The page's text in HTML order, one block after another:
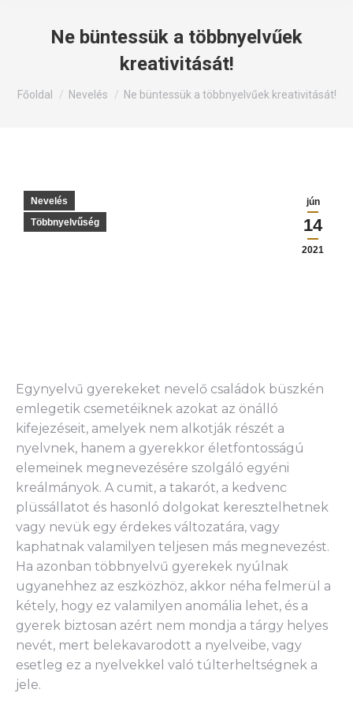
Ne büntessük a többnyelvűek
kreativitását!
Itt állsz:
Főoldal Nevelés Ne büntessük a többnyelvűek kreativitását!
jún
14
2021
Nevelés
Többnyelvűség
Egynyelvű gyerekeket nevelő családok büszkén
emlegetik csemetéiknek azokat az önálló
kifejezéseit, amelyek nem alkotják részét a
nyelvnek, hanem a gyerekkor életfontosságú
elemeinek megnevezésére szolgáló egyéni
kreálmányok. A cumit, a takarót, a kedvenc
plüssállatot és hasonló dolgokat keresztelhetnek
vagy nevük egy érdekes változatára, vagy
kaphatnak valamilyen teljesen más megnevezést.
Ha azonban többnyelvű gyerekek nyúlnak
ugyanehhez az eszközhöz, akkor néha felmerül a
kétely, hogy ez valamilyen anomália lehet, és a
gyerek biztosan azért nem mondja a tárgy helyes
nevét, mert belekavarodott a nyelveibe, vagy
esetleg ez a nyelvekkel való túlterheltségnek a
jele.